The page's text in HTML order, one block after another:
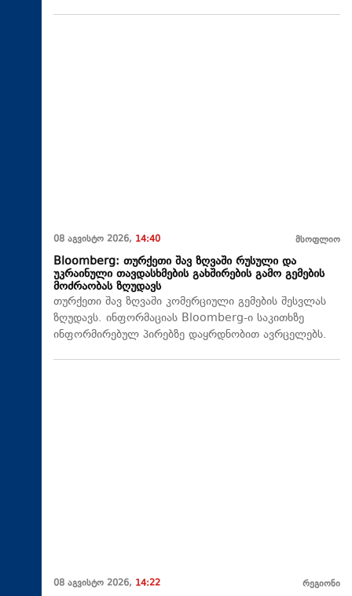
08 აგვისტო 2026, 14:40 მსოფლიო
Bloomberg: თურქეთი შავ ზღვაში რუსული და
უკრაინული თავდასხმების გახშირების გამო გემების
მოძრაობას ზღუდავს
თურქეთი შავ ზღვაში კომერციული გემების შესვლას
ზღუდავს. ინფორმაციას Bloomberg-ი საკითხზე
ინფორმირებულ პირებზე დაყრდნობით ავრცელებს.
08 აგვისტო 2026, 14:22 რეგიონი